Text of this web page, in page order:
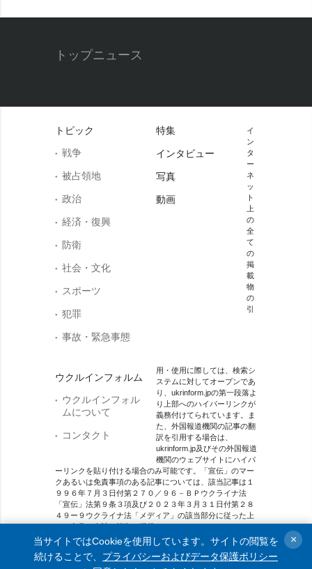
トップニュース
トピック
戦争
被占領地
政治
経済・復興
防衛
社会・文化
スポーツ
犯罪
事故・緊急事態
ウクルインフォルム
ウクルインフォル
ムについて
コンタクト
特集
インタビュー
写真
動画
イ
ン
タ
ー
ネ
ッ
ト
上
の
全
て
の
掲
載
物
の
引
用・使用に際しては、検索シ
ステムに対してオープンであ
り、ukrinform.jpの第一段落よ
り上部へのハイパーリンクが
義務付けてられています。ま
た、外国報道機関の記事の翻
訳を引用する場合は、
ukrinform.jp及びその外国報道
機関のウェブサイトにハイパ
ーリンクを貼り付ける場合のみ可能です。「宣伝」のマー
クあるいは免責事項のある記事については、該当記事は１
９９６年７月３日付第２７０／９６－ＢＰウクライナ法
「宣伝」法第９条３項及び２０２３年３月３１日付第２８
４９ー９ウクライナ法「メディア」の該当部分に従った上
で、合意／会計を根拠に掲載されています。
オンラインメディア主体 メディア識別番号：R40-01421.
当サイトではCookieを使用しています。サイトの閲覧を
続けることで、 プライバシーおよびデータ保護ポリシー
×